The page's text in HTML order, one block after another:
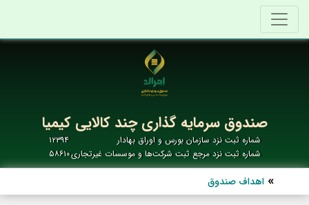
صندوق سرمایه گذاری چند کالایی کیمیا
شماره ثبت نزد سازمان بورس و اوراق بهادار
۱۲۳۹۴
شماره ثبت نزد مرجع ثبت شرکت‌ها و موسسات غیرتجاری۵۸۶۱۰
اهداف صندوق